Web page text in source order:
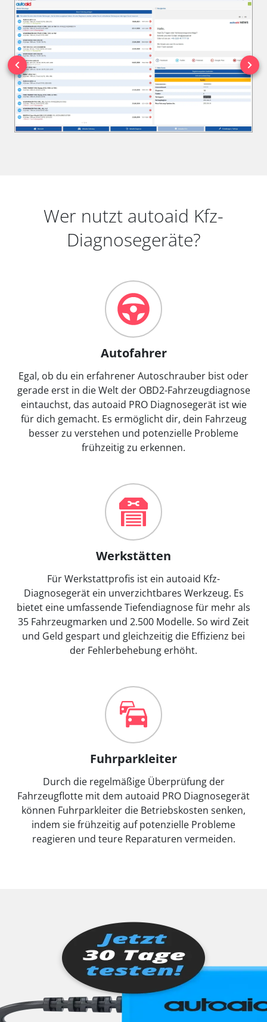
Wer nutzt autoaid Kfz-
Diagnosegeräte?
Autofahrer
Egal, ob du ein erfahrener Autoschrauber bist oder
gerade erst in die Welt der OBD2-Fahrzeugdiagnose
eintauchst, das autoaid PRO Diagnosegerät ist wie
für dich gemacht. Es ermöglicht dir, dein Fahrzeug
besser zu verstehen und potenzielle Probleme
frühzeitig zu erkennen.
Werkstätten
Für Werkstattprofis ist ein autoaid Kfz-
Diagnosegerät ein unverzichtbares Werkzeug. Es
bietet eine umfassende Tiefendiagnose für mehr als
35 Fahrzeugmarken und 2.500 Modelle. So wird Zeit
und Geld gespart und gleichzeitig die Effizienz bei
der Fehlerbehebung erhöht.
Fuhrparkleiter
Durch die regelmäßige Überprüfung der
Fahrzeugflotte mit dem autoaid PRO Diagnosegerät
können Fuhrparkleiter die Betriebskosten senken,
indem sie frühzeitig auf potenzielle Probleme
reagieren und teure Reparaturen vermeiden.